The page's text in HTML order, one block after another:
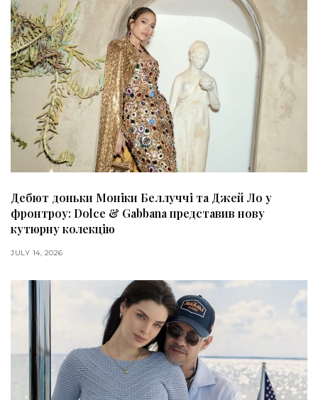
Дебют доньки Моніки Беллуччі та Джей Ло у
фронтроу: Dolce & Gabbana представив нову
кутюрну колекцію
JULY 14, 2026